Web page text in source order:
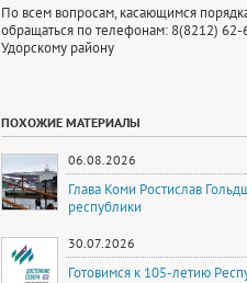
По всем вопросам, касающимся
обращаться по телефонам: 8(8212)
Удорскому району
ПОХОЖИЕ МАТЕРИАЛЫ
06.08.2026
Глава Коми Ростислав
республики
30.07.2026
Готовимся к 105-летию